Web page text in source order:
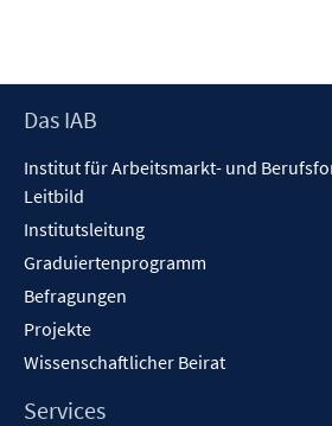
Footer
Das IAB
Institut für Arbeitsmarkt- und
Leitbild
Institutsleitung
Graduiertenprogramm
Befragungen
Projekte
Wissenschaftlicher Beirat
Services